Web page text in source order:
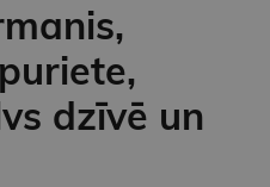
dzīvē un